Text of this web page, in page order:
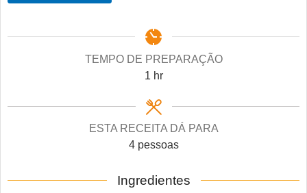
TEMPO DE PREPARAÇÃO
1 hour
hr
ESTA RECEITA DÁ PARA
4 pessoas
Ingredientes